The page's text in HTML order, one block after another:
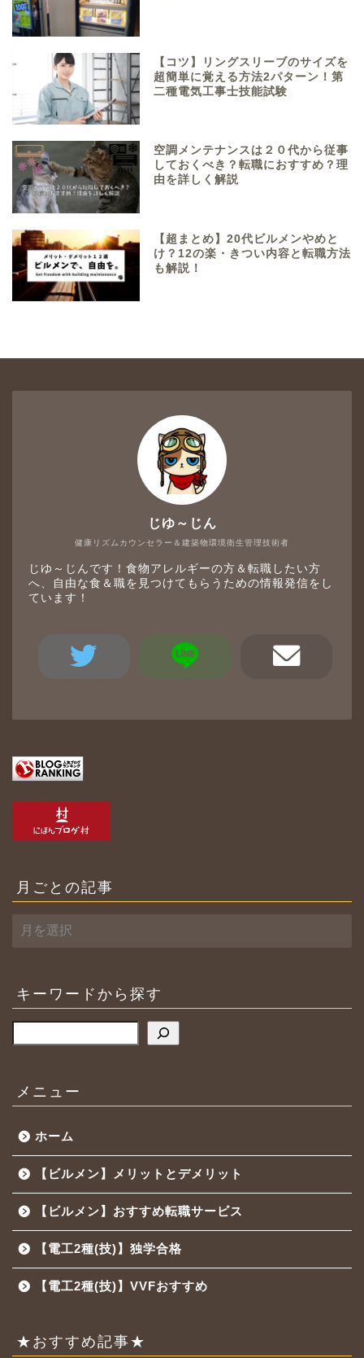
【コツ】リングスリーブのサイズを
超簡単に覚える方法2パターン！第
二種電気工事士技能試験
空調メンテナンスは２０代から従事
しておくべき？転職におすすめ？理
由を詳しく解説
【超まとめ】20代ビルメンやめと
け？12の楽・きつい内容と転職方法
も解説！
健康リズムカウンセラー＆建築物環境衛生管理技術者
じゆ～じん
じゆ～じんです！食物アレルギーの方＆転職したい方
へ、自由な食＆職を見つけてもらうための情報発信をし
ています！
月ごとの記事
ご
記
事
キーワードから探す
メニュー
ホーム
【ビルメン】メリットとデメリット
【ビルメン】おすすめ転職サービス
【電工2種(技)】独学合格
【電工2種(技)】VVFおすすめ
★おすすめ記事★